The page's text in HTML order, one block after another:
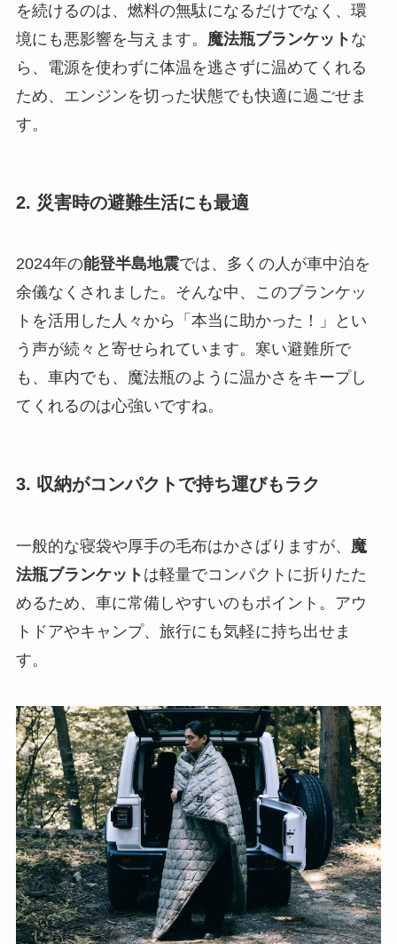
を続けるのは、燃料の無駄になるだけでなく、環
境にも悪影響を与えます。 魔法瓶ブランケット な
ら、電源を使わずに体温を逃さずに温めてくれる
ため、エンジンを切った状態でも快適に過ごせま
す。
2. 災害時の避難生活にも最適
2024年の能登半島地震では、多くの人が車中泊を
余儀なくされました。そんな中、このブランケッ
トを活用した人々から「本当に助かった！」とい
う声が続々と寄せられています。寒い避難所で
も、車内でも、魔法瓶のように温かさをキープし
てくれるのは心強いですね。
3. 収納がコンパクトで持ち運びもラク
一般的な寝袋や厚手の毛布はかさばりますが、 魔
法瓶ブランケット は軽量でコンパクトに折りたた
めるため、車に常備しやすいのもポイント。アウ
トドアやキャンプ、旅行にも気軽に持ち出せま
す。